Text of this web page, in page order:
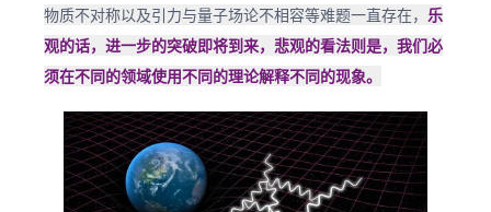
物质不对称以及引力与量子场论不相容等难题一直存在， 乐
观的话，进一步的突破即将到来，悲观的看法则是，我们必
须在不同的领域使用不同的理论解释不同的现象。